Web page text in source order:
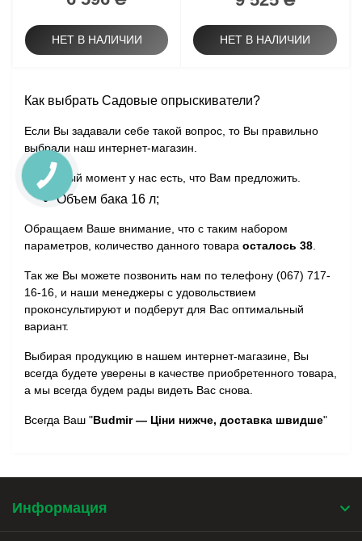
НЕТ В НАЛИЧИИ НЕТ В НАЛИЧИИ
Как выбрать Садовые опрыскиватели?
Если Вы задавали себе такой вопрос, то Вы правильно
выбрали наш интернет-магазин.
На данный момент у нас есть, что Вам предложить.
Объем бака 16 л;
Обращаем Ваше внимание, что с таким набором
параметров, количество данного товара осталось 38
Так же Вы можете позвонить нам по телефону (067) 717-
16-16, и наши менеджеры с удовольствием
проконсультируют и подберут для Вас оптимальный
вариант.
Выбирая продукцию в нашем интернет-магазине, Вы
всегда будете уверены в качестве приобретенного товара,
а мы всегда будем рады видеть Вас снова.
Всегда Ваш "Budmir — Ціни нижче, доставка швидше"
Информация